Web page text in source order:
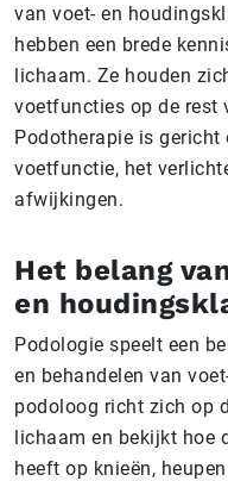
van voet- en
hebben een brede
lichaam. Ze houden
voetfuncties op de rest
Podotherapie is gericht
voetfunctie, het
afwijkingen.
Het belang
en
Podologie speelt een
en behandelen van
podoloog richt zich op
lichaam en bekijkt hoe
heeft op knieën,